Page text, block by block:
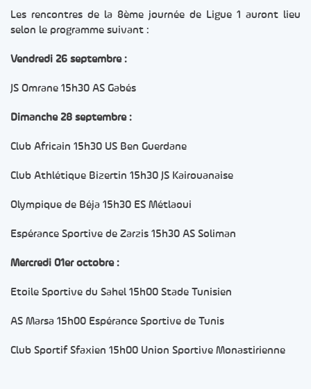
Les rencontres de la 8ème journée de Ligue 1 auront lieu
selon le programme suivant :
Vendredi 26 septembre :
JS Omrane 15h30 AS Gabés
Dimanche 28 septembre :
Club Africain 15h30 US Ben Guerdane
Club Athlétique Bizertin 15h30 JS Kairouanaise
Olympique de Béja 15h30 ES Métlaoui
Espérance Sportive de Zarzis 15h30 AS Soliman
Mercredi 01er octobre :
Etoile Sportive du Sahel 15h00 Stade Tunisien
AS Marsa 15h00 Espérance Sportive de Tunis
Club Sportif Sfaxien 15h00 Union Sportive Monastirienne